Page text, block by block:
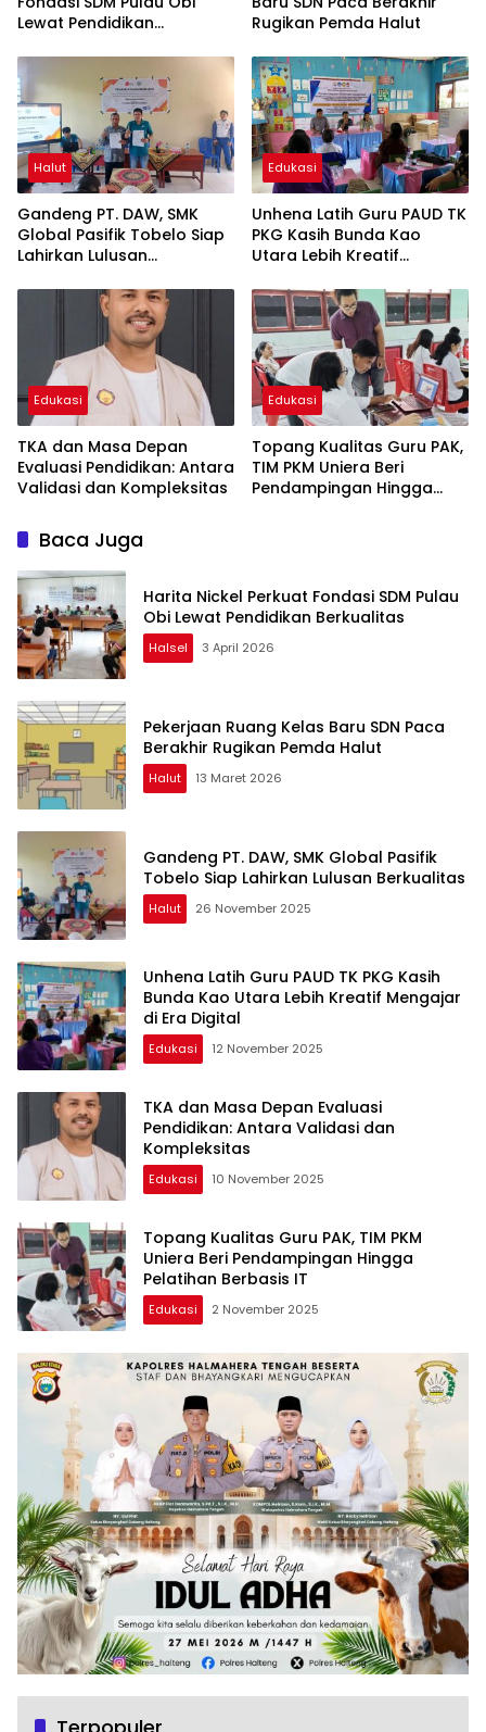
Lewat Pendidikan
Rugikan Pemda Halut
Halut
Gandeng PT. DAW, SMK
Global Pasifik Tobelo Siap
Lahirkan Lulusan
Edukasi
Unhena Latih Guru PAUD TK
PKG Kasih Bunda Kao
Utara Lebih Kreatif
Edukasi
TKA dan Masa Depan
Evaluasi Pendidikan: Antara
Validasi dan Kompleksitas
Edukasi
Topang Kualitas Guru PAK,
TIM PKM Uniera Beri
Pendampingan Hingga
Baca Juga
Harita Nickel Perkuat Fondasi SDM Pulau
Obi Lewat Pendidikan Berkualitas
Halsel 3 April 2026
Pekerjaan Ruang Kelas Baru SDN Paca
Berakhir Rugikan Pemda Halut
Halut 13 Maret 2026
Gandeng PT. DAW, SMK Global Pasifik
Tobelo Siap Lahirkan Lulusan Berkualitas
Halut 26 November 2025
Unhena Latih Guru PAUD TK PKG Kasih
Bunda Kao Utara Lebih Kreatif Mengajar
di Era Digital
Edukasi 12 November 2025
TKA dan Masa Depan Evaluasi
Pendidikan: Antara Validasi dan
Kompleksitas
Edukasi 10 November 2025
Topang Kualitas Guru PAK, TIM PKM
Uniera Beri Pendampingan Hingga
Pelatihan Berbasis IT
Edukasi 2 November 2025